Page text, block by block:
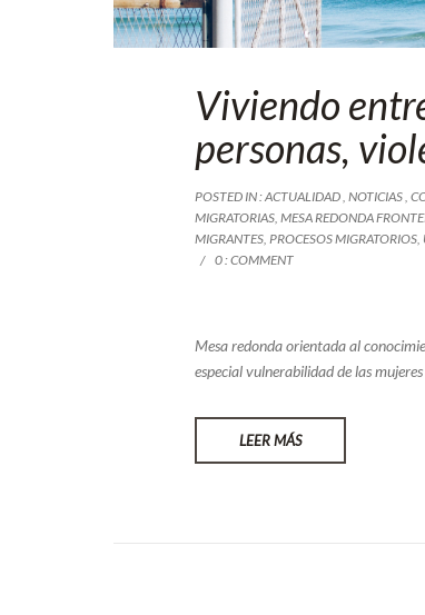
Viviendo
personas,
POSTED IN :ACTUALIDAD,NOTICIAS,
MIGRATORIAS,MESA REDONDA
MIGRANTES,PROCESOS MIGRATORIOS,
0 : COMMENT
Mesa redonda orientada al
especial vulnerabilidad de las
LEER MÁS